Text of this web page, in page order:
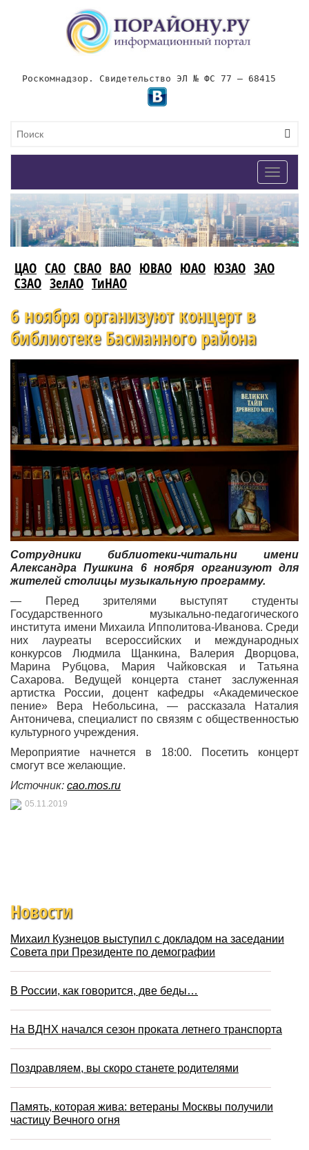
Роскомнадзор. Свидетельство ЭЛ № ФС 77 – 68415
Toggle
ЦАО САО СВАО ВАО ЮВАО ЮАО ЮЗАО ЗАО
СЗАО ЗелАО ТиНАО
6 ноября организуют концерт в
библиотеке Басманного района
Сотрудники библиотеки-читальни имени
Александра Пушкина 6 ноября организуют для
жителей столицы музыкальную программу.
— Перед зрителями выступят студенты
Государственного музыкально-педагогического
института имени Михаила Ипполитова-Иванова. Среди
них лауреаты всероссийских и международных
конкурсов Людмила Щанкина, Валерия Дворцова,
Марина Рубцова, Мария Чайковская и Татьяна
Сахарова. Ведущей концерта станет заслуженная
артистка России, доцент кафедры «Академическое
пение» Вера Небольсина, — рассказала Наталия
Антоничева, специалист по связям с общественностью
культурного учреждения.
Мероприятие начнется в 18:00. Посетить концерт
смогут все желающие.
Источник: cao.mos.ru
05.11.2019
Новости
Михаил Кузнецов выступил с докладом на заседании
Совета при Президенте по демографии
В России, как говорится, две беды…
На ВДНХ начался сезон проката летнего транспорта
Поздравляем, вы скоро станете родителями
Память, которая жива: ветераны Москвы получили
частицу Вечного огня